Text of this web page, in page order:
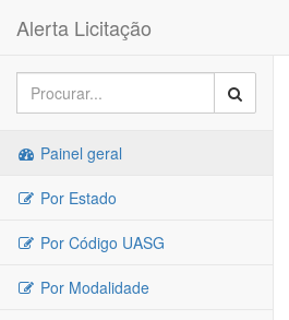
Alerta Licitação
Painel geral
Por Estado
Por Código UASG
Por Modalidade